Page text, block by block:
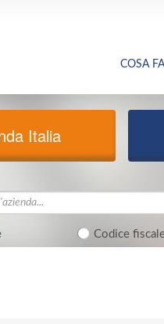
COSA
Italia
Codice